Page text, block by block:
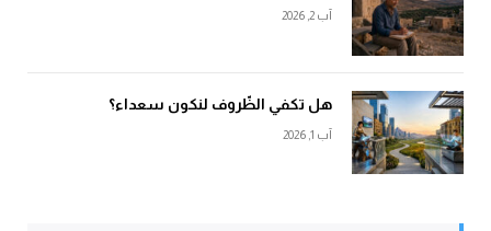
آب 2, 2026
هل تكفي الظّروف لنكون سعداء؟
آب 1, 2026